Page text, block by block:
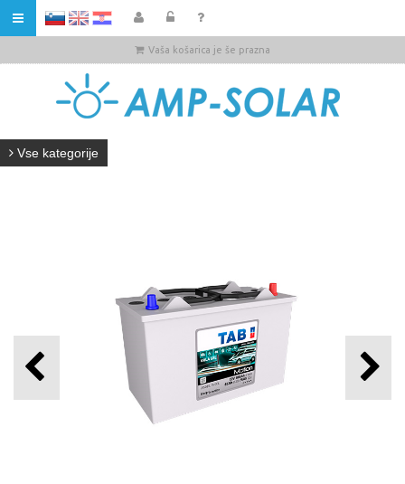
HR
Vaša košarica je še prazna
Vse kategorije